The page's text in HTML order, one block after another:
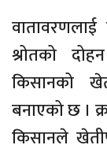
वातावरणलाई
श्रोतको
किसानको
बनाएको छ ।
किसानले